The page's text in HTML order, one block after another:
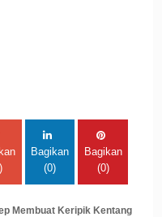
Bagikan
(0)
Bagikan
(0)
Membuat Keripik Kentang